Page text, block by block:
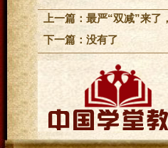
上一篇： 最严“双减”来了
下一篇：没有了